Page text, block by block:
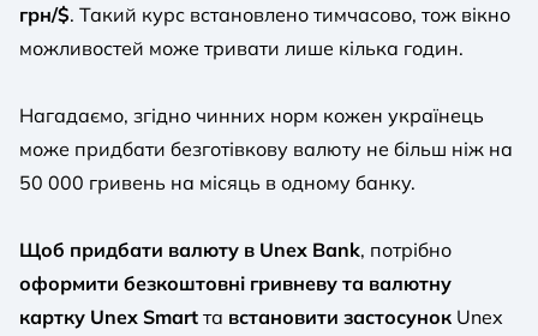
грн/$. Такий курс встановлено тимчасово, тож вікно
можливостей може тривати лише кілька годин.
Нагадаємо, згідно чинних норм кожен українець
може придбати безготівкову валюту не більш ніж на
50 000 гривень на місяць в одному банку.
Щоб придбати валюту в Unex Bank, потрібно
оформити безкоштовні гривневу та валютну
картку Unex Smart та встановити застосунок Unex